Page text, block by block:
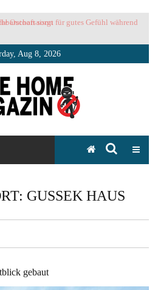
sorgt für gutes Gefühl während
Aug 8, 2026
Magazin
GUSSEK HAUS
gebaut